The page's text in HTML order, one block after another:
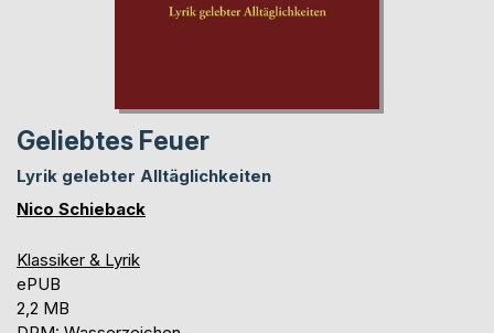
Geliebtes Feuer
Lyrik gelebter Alltäglichkeiten
Nico Schieback
Klassiker & Lyrik
ePUB
2,2 MB